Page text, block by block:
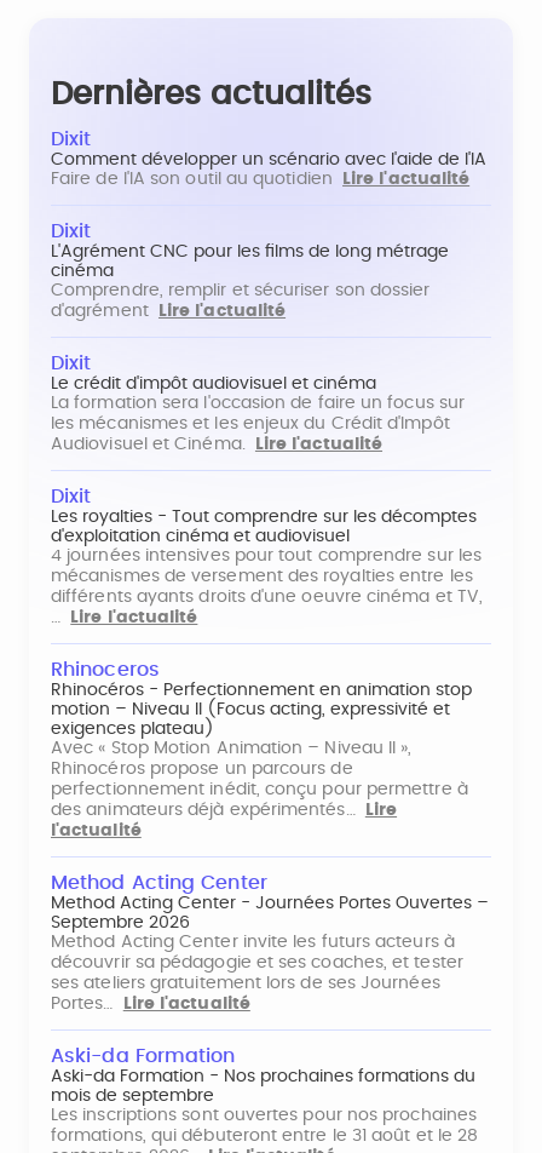
Dernières actualités
Dixit
Comment développer un scénario avec l'aide de l'IA
Faire de l'IA son outil au quotidien
Lire l'actualité
Dixit
L'Agrément CNC pour les films de long métrage
cinéma
Comprendre, remplir et sécuriser son dossier
d'agrément
Lire l'actualité
Dixit
Le crédit d'impôt audiovisuel et cinéma
La formation sera l'occasion de faire un focus sur
les mécanismes et les enjeux du Crédit d'Impôt
Audiovisuel et Cinéma.
Lire l'actualité
Dixit
Les royalties - Tout comprendre sur les décomptes
d'exploitation cinéma et audiovisuel
4 journées intensives pour tout comprendre sur les
mécanismes de versement des royalties entre les
différents ayants droits d'une oeuvre cinéma et TV,
…
Lire l'actualité
Rhinoceros
Rhinocéros - Perfectionnement en animation stop
motion – Niveau II (Focus acting, expressivité et
exigences plateau)
Avec « Stop Motion Animation – Niveau II »,
Rhinocéros propose un parcours de
perfectionnement inédit, conçu pour permettre à
des animateurs déjà expérimentés…
Lire
l'actualité
Method Acting Center
Method Acting Center - Journées Portes Ouvertes –
Septembre 2026
Method Acting Center invite les futurs acteurs à
découvrir sa pédagogie et ses coaches, et tester
ses ateliers gratuitement lors de ses Journées
Portes…
Lire l'actualité
Aski-da Formation
Aski-da Formation - Nos prochaines formations du
mois de septembre
Les inscriptions sont ouvertes pour nos prochaines
formations, qui débuteront entre le 31 août et le 28